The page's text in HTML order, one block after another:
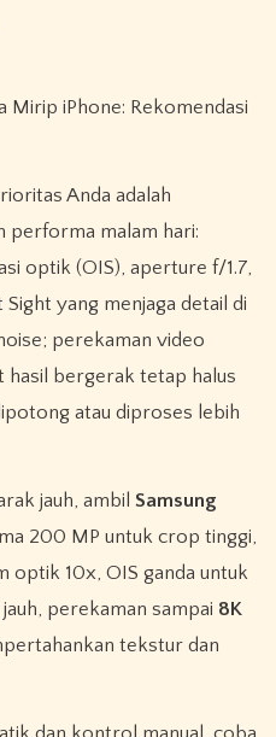
Anda adalah
performa malam hari:
optik (OIS), aperture f/1.7,
yang menjaga detail di
perekaman video
hasil bergerak tetap halus
atau diproses lebih
jauh, ambil Samsung
200 MP untuk crop tinggi,
optik 10x, OIS ganda untuk
perekaman sampai 8K
tekstur dan